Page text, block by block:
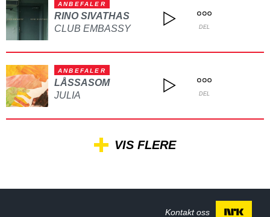
ANBEFALER
RINO SIVATHAS
CLUB EMBASSY
DEL
ANBEFALER
LÅSSASOM
JULIA
DEL
VIS FLERE
Kontakt oss